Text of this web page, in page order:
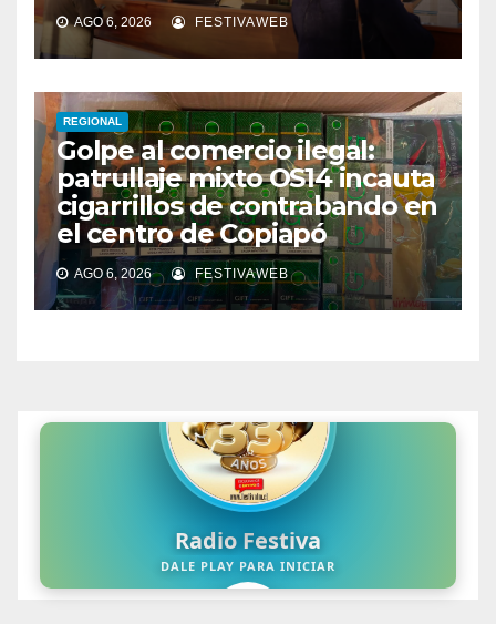
AGO 6, 2026 FESTIVAWEB
REGIONAL
Golpe al comercio ilegal:
patrullaje mixto OS14 incauta
cigarrillos de contrabando en
el centro de Copiapó
AGO 6, 2026 FESTIVAWEB